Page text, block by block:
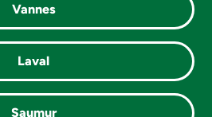
Vannes
Laval
Saumur
SUIVANT